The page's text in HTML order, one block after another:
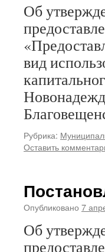
Об
вид
Рубрика:
Оставить
Опубликовано 7
Об